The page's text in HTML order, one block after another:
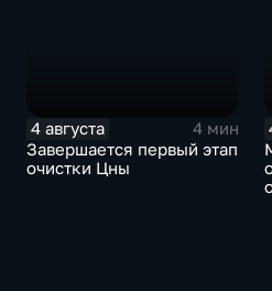
4 августа
4 мин
Завершается первый этап
очистки Цны